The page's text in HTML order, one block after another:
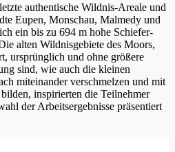
authentische Wildnis-Areale und
Eupen, Monschau, Malmedy und
ein bis zu 694 m hohe Schiefer-
alten Wildnisgebiete des Moors,
ursprünglich und ohne größere
sind, wie auch die kleinen
miteinander verschmelzen und mit
inspirierten die Teilnehmer
der Arbeitsergebnisse präsentiert